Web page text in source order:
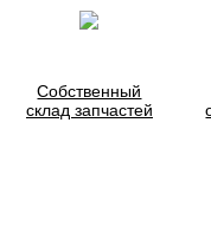
Собственный
склад запчастей